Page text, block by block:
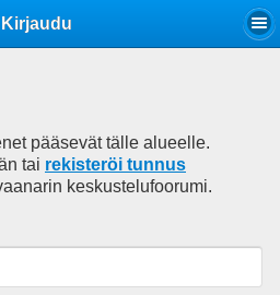
Kirjaudu
pääsevät tälle alueelle.
tai rekisteröi tunnus
keskustelufoorumi.